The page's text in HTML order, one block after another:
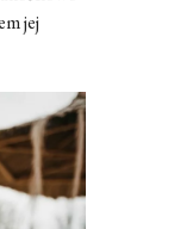
jej